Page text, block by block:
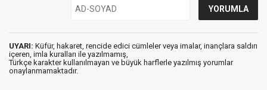
UYARI: Küfür, hakaret, rencide edici cümleler veya imalar, inançlara saldırı
içeren, imla kuralları ile yazılmamış,
Türkçe karakter kullanılmayan ve büyük harflerle yazılmış yorumlar
onaylanmamaktadır.